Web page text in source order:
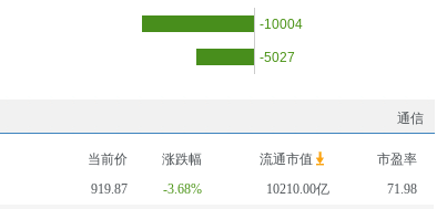
-10004
-5027
通信
当前价 涨跌幅 流通市值
市盈率
919.87 -3.68% 10210.00亿
71.98